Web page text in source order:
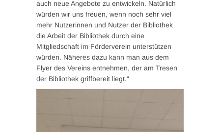
auch neue Angebote zu entwickeln. Natürlich
würden wir uns freuen, wenn noch sehr viel
mehr Nutzerinnen und Nutzer der Bibliothek
die Arbeit der Bibliothek durch eine
Mitgliedschaft im Förderverein unterstützen
würden. Näheres dazu kann man aus dem
Flyer des Vereins entnehmen, der am Tresen
der Bibliothek griffbereit liegt.“